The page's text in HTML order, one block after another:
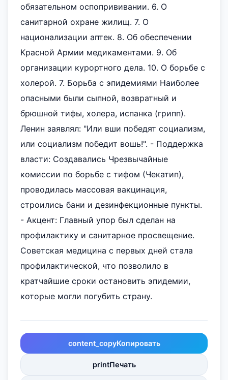
обязательном оспопрививании. 6. О
санитарной охране жилищ. 7. О
национализации аптек. 8. Об обеспечении
Красной Армии медикаментами. 9. Об
организации курортного дела. 10. О борьбе с
холерой. 7. Борьба с эпидемиями Наиболее
опасными были сыпной, возвратный и
брюшной тифы, холера, испанка (грипп).
Ленин заявлял: "Или вши победят социализм,
или социализм победит вошь!". - Поддержка
власти: Создавались Чрезвычайные
комиссии по борьбе с тифом (Чекатип),
проводилась массовая вакцинация,
строились бани и дезинфекционные пункты.
- Акцент: Главный упор был сделан на
профилактику и санитарное просвещение.
Советская медицина с первых дней стала
профилактической, что позволило в
кратчайшие сроки остановить эпидемии,
которые могли погубить страну.
content_copyКопировать
printПечать